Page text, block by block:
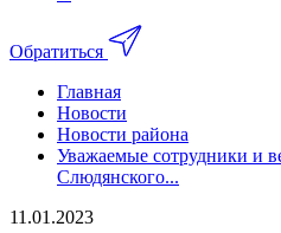
Обратиться
Главная
Новости
Новости района
Уважаемые сотрудники и
Слюдянского...
11.01.2023